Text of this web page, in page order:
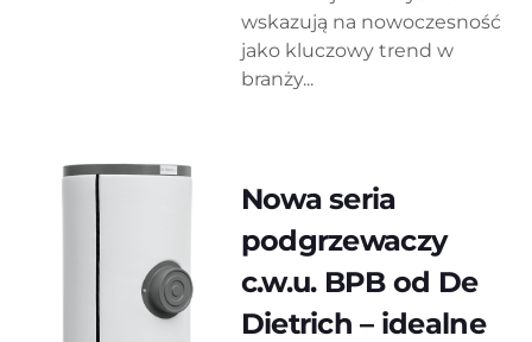
wskazują na nowoczesność
jako kluczowy trend w
branży...
Nowa seria
podgrzewaczy
c.w.u. BPB od De
Dietrich – idealne